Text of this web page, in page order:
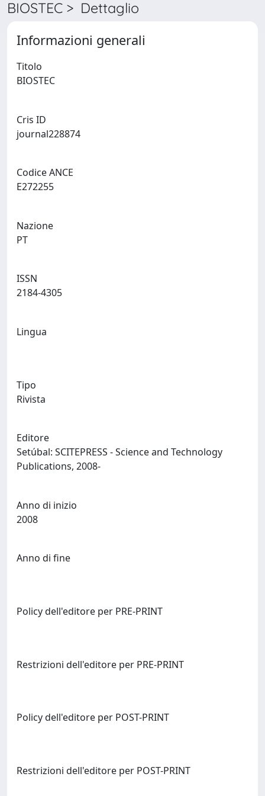
BIOSTEC > Dettaglio
Informazioni generali
Titolo
Cris ID
Codice ANCE
Nazione
ISSN
Lingua
Tipo
Rivista
Editore
Setúbal: SCITEPRESS - Science and Technology
Anno di inizio
Anno di fine
Policy dell'editore per PRE-PRINT
Restrizioni dell'editore per PRE-PRINT
Policy dell'editore per POST-PRINT
Restrizioni dell'editore per POST-PRINT